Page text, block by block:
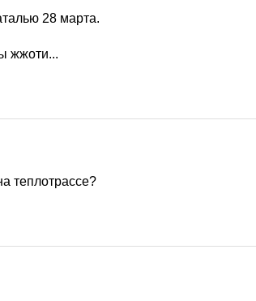
28 марта.
жжоти...
теплотрассе?